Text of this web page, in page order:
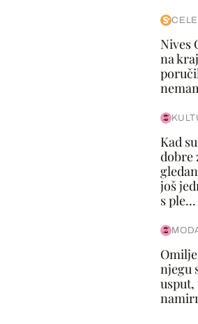
Nives
na
Kad
dobre
još
s ple...
njegu
usput,